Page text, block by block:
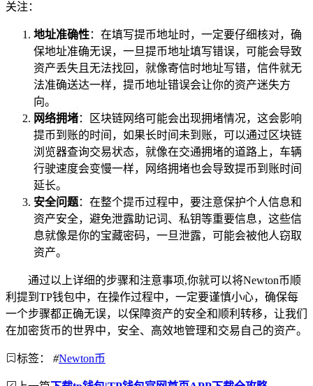
关注：
地址准确性：在填写提币地址时，一定要仔细核对，确
保地址准确无误，一旦提币地址填写错误，可能会导致
资产丢失且无法找回，就像寄信时地址写错，信件就无
法准确送达一样，提币地址错误会让你的资产迷失方
向。
网络拥堵：区块链网络可能会出现拥堵情况，这会影响
提币到账的时间，如果长时间未到账，可以通过区块链
浏览器查询交易状态，就像在交通拥堵的道路上，车辆
行驶速度会变慢一样，网络拥堵也会导致提币到账时间
延长。
安全问题：在整个提币过程中，要注意保护个人信息和
资产安全，避免泄露助记词、私钥等重要信息，这些信
息就像是你的宝藏密码，一旦泄露，可能会被他人窃取
资产。
通过以上详细的步骤和注意事项,你就可以将Newton币顺
利提到TP钱包中，在操作过程中，一定要谨慎小心，确保每
一个步骤都正确无误，以保障资产的安全和顺利转移，让我们
在加密货币的世界中，安全、高效地管理和交易自己的资产。
标签： #Newton币